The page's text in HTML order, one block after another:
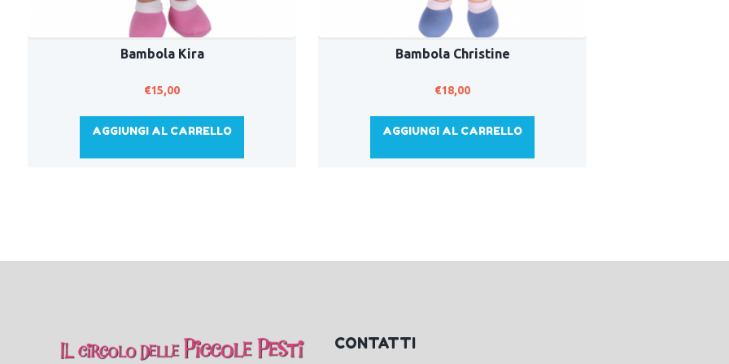
Bambola Kira
€15,00
AGGIUNGI AL CARRELLO
Bambola Christine
€18,00
AGGIUNGI AL CARRELLO
CONTATTI